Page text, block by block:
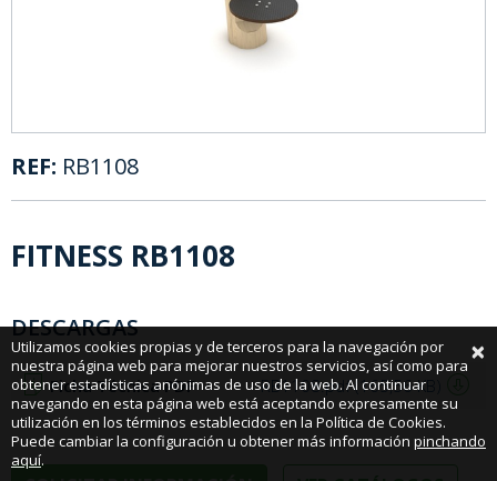
REF: RB1108
FITNESS RB1108
DESCARGAS
RB1108.pdf (165,56 KB)
Ficha Técnica PDF
×
Utilizamos cookies propias y de terceros para la navegación por
nuestra página web para mejorar nuestros servicios, así como para
obtener estadísticas anónimas de uso de la web. Al continuar
navegando en esta página web está aceptando expresamente su
utilización en los términos establecidos en la Política de Cookies.
Puede cambiar la configuración u obtener más información pinchando
aquí.